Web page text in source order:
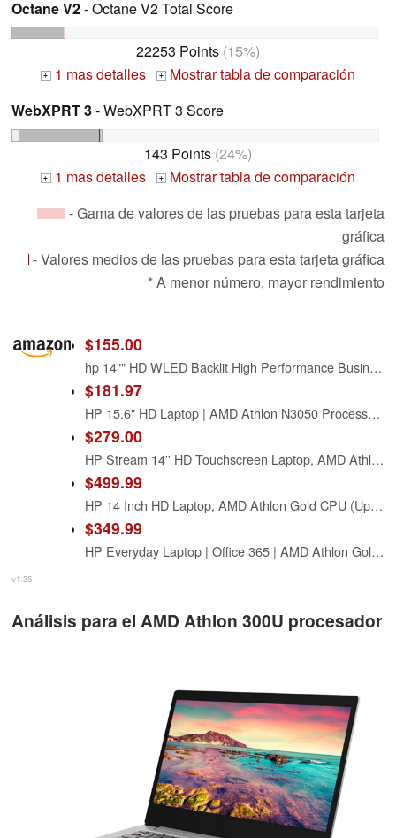
Octane V2- Octane V2 Total Score
22253 Points (15%)
+ 1 mas detalles +
Mostrar tabla de comparación
WebXPRT 3- WebXPRT 3 Score
143 Points (24%)
+ 1 mas detalles +
Mostrar tabla de comparación
- Gama de valores de las pruebas para esta tarjeta
gráfica
- Valores medios de las pruebas para esta tarjeta gráfica
* A menor número, mayor rendimiento
$155.00
hp 14"" HD WLED Backlit High Performance Business Laptop, AMD Athlon Silver 3050U up to 3.2GHz, 4GB DDR4, 128GB SSD, Wireless-AC, HDMI, Bluetooth, Webcam, SD Card Reader, Windows 10 S, Black
$181.97
HP 15.6" HD Laptop | AMD Athlon N3050 Processor| AMD Radeon Graphics| Mouse | Sleeve | Microsoft 365 | 4GB RAM | 128GB SSD |Windows 10 S |
$279.00
HP Stream 14'' HD Touchscreen Laptop, AMD Athlon 3050U, 4GB DDR4, 64GB eMMC, Bluetooth, Webcam, HDMI, 1-Year Office 365, Windows 10 Home in S Mode with Accessories
$499.99
HP 14 Inch HD Laptop, AMD Athlon Gold CPU (Up to 3.3 GHz), 16GB DDR4 RAM, 512GB SSD, AMD Radeon Graphics, Windows 11, USB Type-C 5Gbps, 1Y Microsoft 365
$349.99
HP Everyday Laptop | Office 365 | AMD Athlon Gold 3150 Processor | 11.5 HRs Battery | 8GB RAM, 128GB SSD | Copilot AI Windows 11 w/o Mouse
v1.35
Análisis para el AMD Athlon 300U procesador